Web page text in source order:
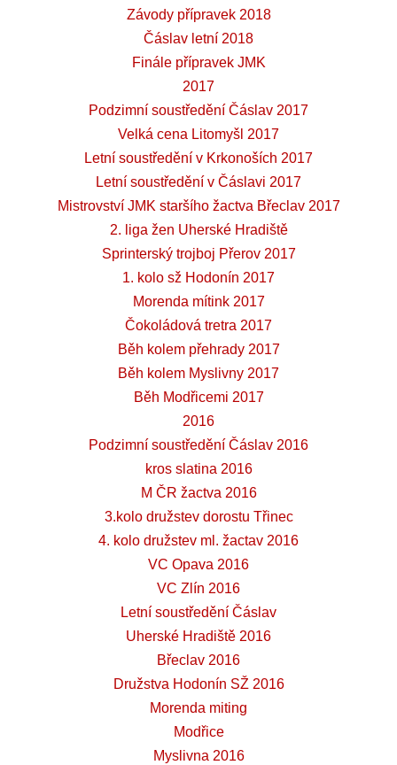
Závody přípravek 2018
Čáslav letní 2018
Finále přípravek JMK
2017
Podzimní soustředění Čáslav 2017
Velká cena Litomyšl 2017
Letní soustředění v Krkonoších 2017
Letní soustředění v Čáslavi 2017
Mistrovství JMK staršího žactva Břeclav 2017
2. liga žen Uherské Hradiště
Sprinterský trojboj Přerov 2017
1. kolo sž Hodonín 2017
Morenda mítink 2017
Čokoládová tretra 2017
Běh kolem přehrady 2017
Běh kolem Myslivny 2017
Běh Modřicemi 2017
2016
Podzimní soustředění Čáslav 2016
kros slatina 2016
M ČR žactva 2016
3.kolo družstev dorostu Třinec
4. kolo družstev ml. žactav 2016
VC Opava 2016
VC Zlín 2016
Letní soustředění Čáslav
Uherské Hradiště 2016
Břeclav 2016
Družstva Hodonín SŽ 2016
Morenda miting
Modřice
Myslivna 2016